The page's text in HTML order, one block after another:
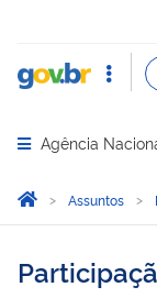
Abrir menu
Agência
Você está aqui:
Página Inicial
Assuntos